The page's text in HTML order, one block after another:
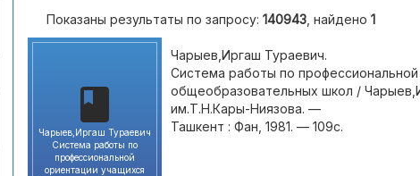
Показаны результаты по запросу: 140943 , найдено 1
Чарыев,Иргаш Тураевич
Система работы по
профессиональной
ориентации учащихся
Чарыев,Иргаш Тураевич.
Система работы по
общеобразовательных школ /
им.Т.Н.Кары-Ниязова. —
Ташкент : Фан, 1981. — 109с.